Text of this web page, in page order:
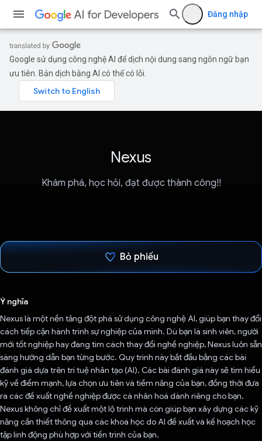
Đăng nhập
Google sử dụng công nghệ AI để dịch nội dung sang ngôn ngữ bạn
ưu tiên. Bản dịch bằng AI có thể có lỗi.
Nexus
Khám phá, học hỏi, đạt được thành công!!
Bỏ phiếu
Ý nghĩa
Nexus là một nền tảng đột phá sử dụng công nghệ AI, giúp bạn thay đổi
cách tiếp cận hành trình sự nghiệp của mình. Dù bạn là sinh viên, người
mới tốt nghiệp hay đang tìm cách thay đổi nghề nghiệp, Nexus luôn sẵn
sàng hướng dẫn bạn từng bước. Quy trình này bắt đầu bằng các bài
đánh giá dựa trên trí tuệ nhân tạo (AI). Các bài đánh giá này sẽ tìm hiểu
kỹ về điểm mạnh, lựa chọn ưu tiên và tiềm năng của bạn, đồng thời đưa
ra các đề xuất nghề nghiệp được cá nhân hoá dành riêng cho bạn.
Nexus không chỉ đề xuất một lộ trình mà còn giúp bạn xây dựng các kỹ
năng cần thiết thông qua các khoá học do AI đề xuất và kế hoạch học
tập linh động phù hợp với tiến trình của bạn.